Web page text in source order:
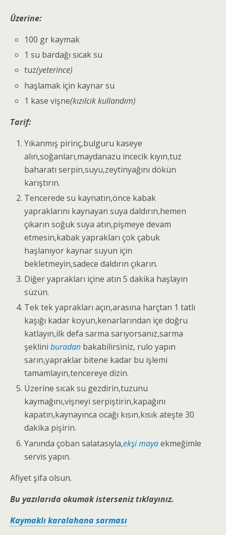
Üzerine:
100 gr kaymak
1 su bardağı sıcak su
tuz(yeterince)
haşlamak için kaynar su
1 kase vişne(kızılcık kullandım)
Tarif:
Yıkanmış pirinç,bulguru kaseye
alın,soğanları,maydanazu incecik kıyın,tuz
baharatı serpin,suyu,zeytinyağını dökün
karıştırın.
Tencerede su kaynatın,önce kabak
yapraklarını kaynayan suya daldırın,hemen
çıkarın soğuk suya atın,pişmeye devam
etmesin,kabak yaprakları çok çabuk
haşlanıyor kaynar suyun için
bekletmeyin,sadece daldırın çıkarın.
Diğer yaprakları içine atın 5 dakika haşlayın
süzün.
Tek tek yaprakları açın,arasına harçtan 1 tatlı
kaşığı kadar koyun,kenarlarından içe doğru
katlayın,ilk defa sarma sarıyorsanız,sarma
şekliniburadan bakabilirsiniz, rulo yapın
sarın,yapraklar bitene kadar bu işlemi
tamamlayın,tencereye dizin.
Üzerine sıcak su gezdirin,tuzunu
kaymağını,vişneyi serpiştirin,kapağını
kapatın,kaynayınca ocağı kısın,kısık ateşte 30
dakika pişirin.
Yanında çoban salatasıyla,ekşi mayaekmeğimle
servis yapın.
Afiyet şifa olsun.
Bu yazılarıda okumak isterseniz tıklayınız.
Kaymaklı karalahana sarması